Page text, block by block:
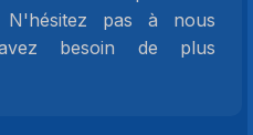
N'hésitez pas à nous
besoin de plus